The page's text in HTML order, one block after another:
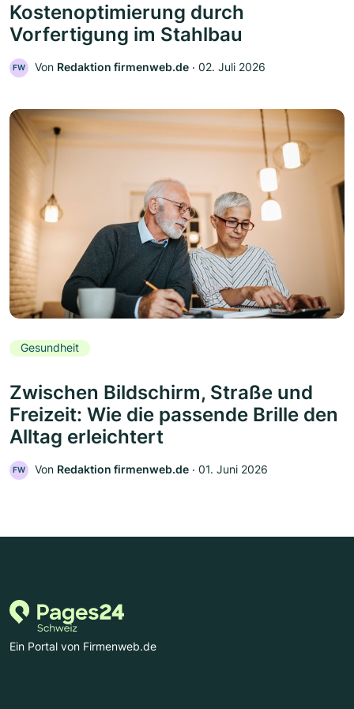
Kostenoptimierung durch
Vorfertigung im Stahlbau
FW Von Redaktion firmenweb.de ‧ 02. Juli 2026
Gesundheit
Zwischen Bildschirm, Straße und
Freizeit: Wie die passende Brille den
Alltag erleichtert
FW Von Redaktion firmenweb.de ‧ 01. Juni 2026
Ein Portal von Firmenweb.de